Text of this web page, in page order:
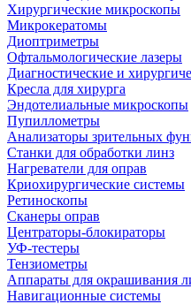
Хирургические микроскопы
Микрокератомы
Диоптриметры
Офтальмологические лазеры
Диагностические и
Кресла для хирурга
Эндотелиальные микроскопы
Пупиллометры
Анализаторы зрительных
Станки для обработки линз
Нагреватели для оправ
Криохирургические системы
Ретиноскопы
Сканеры оправ
Центраторы-блокираторы
УФ-тестеры
Тензиометры
Аппараты для окрашивания
Навигационные системы